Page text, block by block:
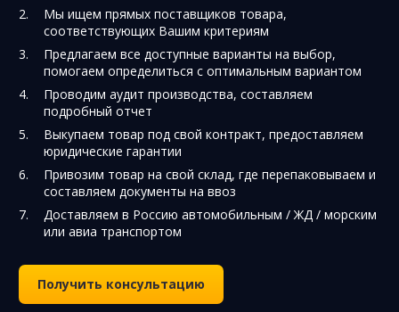
Мы ищем прямых поставщиков товара,
соответствующих Вашим критериям
Предлагаем все доступные варианты на выбор,
помогаем определиться с оптимальным вариантом
Проводим аудит производства, составляем
подробный отчет
Выкупаем товар под свой контракт, предоставляем
юридические гарантии
Привозим товар на свой склад, где перепаковываем и
составляем документы на ввоз
Доставляем в Россию автомобильным / ЖД / морским
или авиа транспортом
Получить консультацию